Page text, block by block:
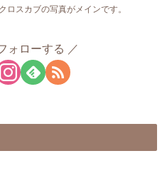
ロスカブの写真がメインです。
ォローする